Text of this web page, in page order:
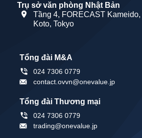
Trụ sở văn phòng Nhật Bản
Tầng 4, FORECAST
Koto, Tokyo
Tổng đài M&A
024 7306 0779
contact.ovvn@onevalue.jp
Tổng đài Thương mại
024 7306 0779
trading@onevalue.jp